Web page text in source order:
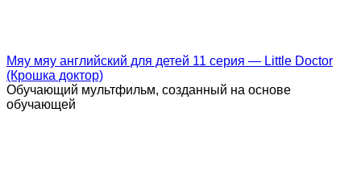
Мяу мяу английский для детей 11 серия — Little Doctor
(Крошка доктор)
Обучающий мультфильм, созданный на основе
обучающей